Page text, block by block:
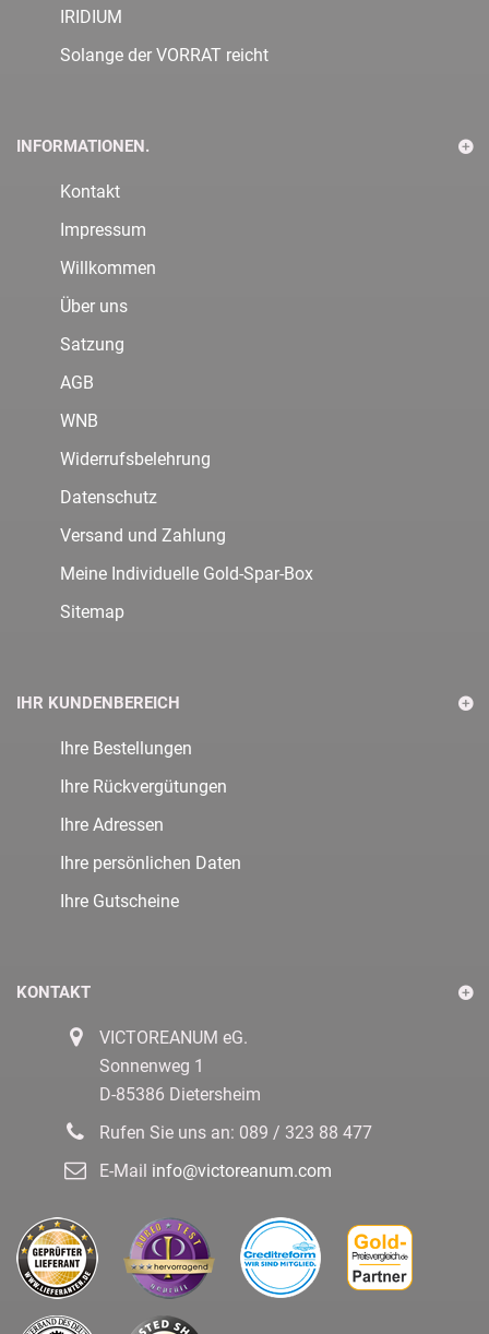
IRIDIUM
Solange der VORRAT reicht
INFORMATIONEN.
Kontakt
Impressum
Willkommen
Über uns
Satzung
AGB
WNB
Widerrufsbelehrung
Datenschutz
Versand und Zahlung
Meine Individuelle Gold-Spar-Box
Sitemap
IHR KUNDENBEREICH
Ihre Bestellungen
Ihre Rückvergütungen
Ihre Adressen
Ihre persönlichen Daten
Ihre Gutscheine
KONTAKT
VICTOREANUM eG.
Sonnenweg 1
D-85386 Dietersheim
Rufen Sie uns an: 089 / 323 88 477
E-Mail info@victoreanum.com